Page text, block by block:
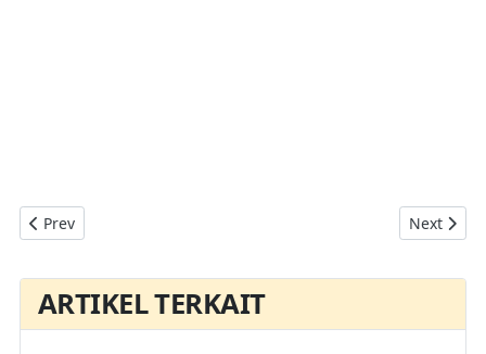
Previous article: Cara Mengubah Editor Teks Default Di
Prev Next
Next
ARTIKEL TERKAIT